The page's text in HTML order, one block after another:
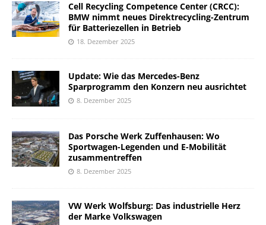
Cell Recycling Competence Center (CRCC):
BMW nimmt neues Direktrecycling-Zentrum
für Batteriezellen in Betrieb
18. Dezember 2025
Update: Wie das Mercedes-Benz
Sparprogramm den Konzern neu ausrichtet
8. Dezember 2025
Das Porsche Werk Zuffenhausen: Wo
Sportwagen-Legenden und E-Mobilität
zusammentreffen
8. Dezember 2025
VW Werk Wolfsburg: Das industrielle Herz
der Marke Volkswagen